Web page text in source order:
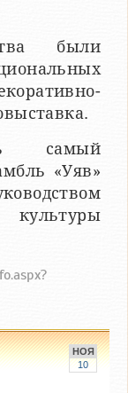
были
самый
«Уяв»
культуры
НОЯ
10